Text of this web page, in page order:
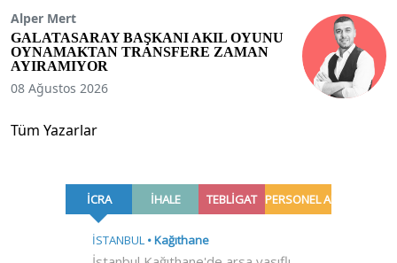
Alper Mert
GALATASARAY BAŞKANI AKIL OYUNU
OYNAMAKTAN TRANSFERE ZAMAN
AYIRAMIYOR
08 Ağustos 2026
Tüm Yazarlar